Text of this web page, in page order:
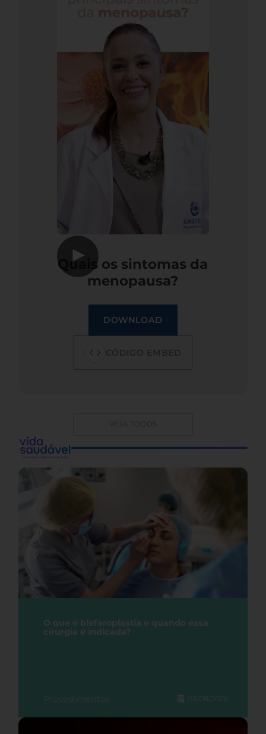
▶
Quais os sintomas da
menopausa?
DOWNLOAD
VEJA TODOS
O que é blefaroplastia e quando essa
cirurgia é indicada?
Procedimentos 03/08/2026